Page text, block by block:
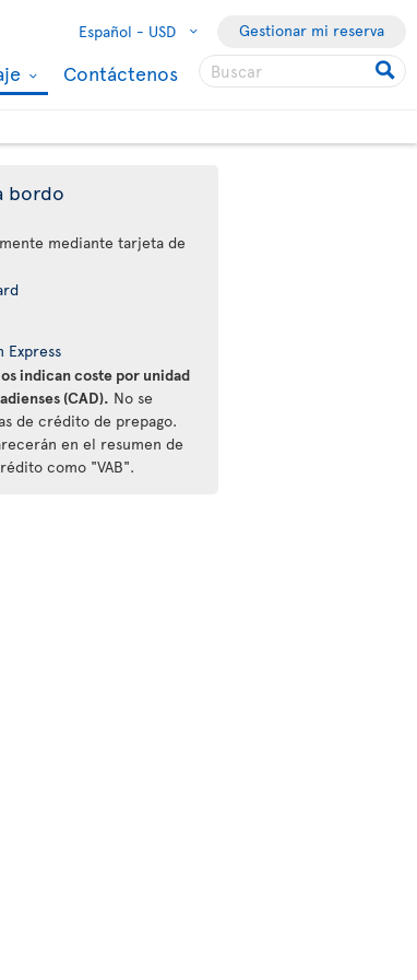
Español - USD Gestionar mi reserva
Contáctenos
bordo
mediante tarjeta de
Express
indican coste por unidad
(CAD). No se
de crédito de prepago.
en el resumen de
como "VAB".